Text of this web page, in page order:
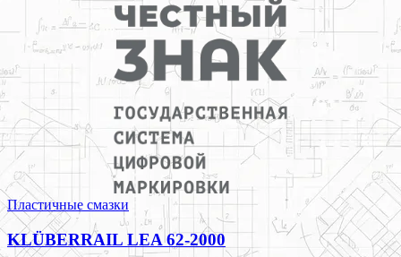
Пластичные смазки
KLÜBERRAIL LEA 62-2000